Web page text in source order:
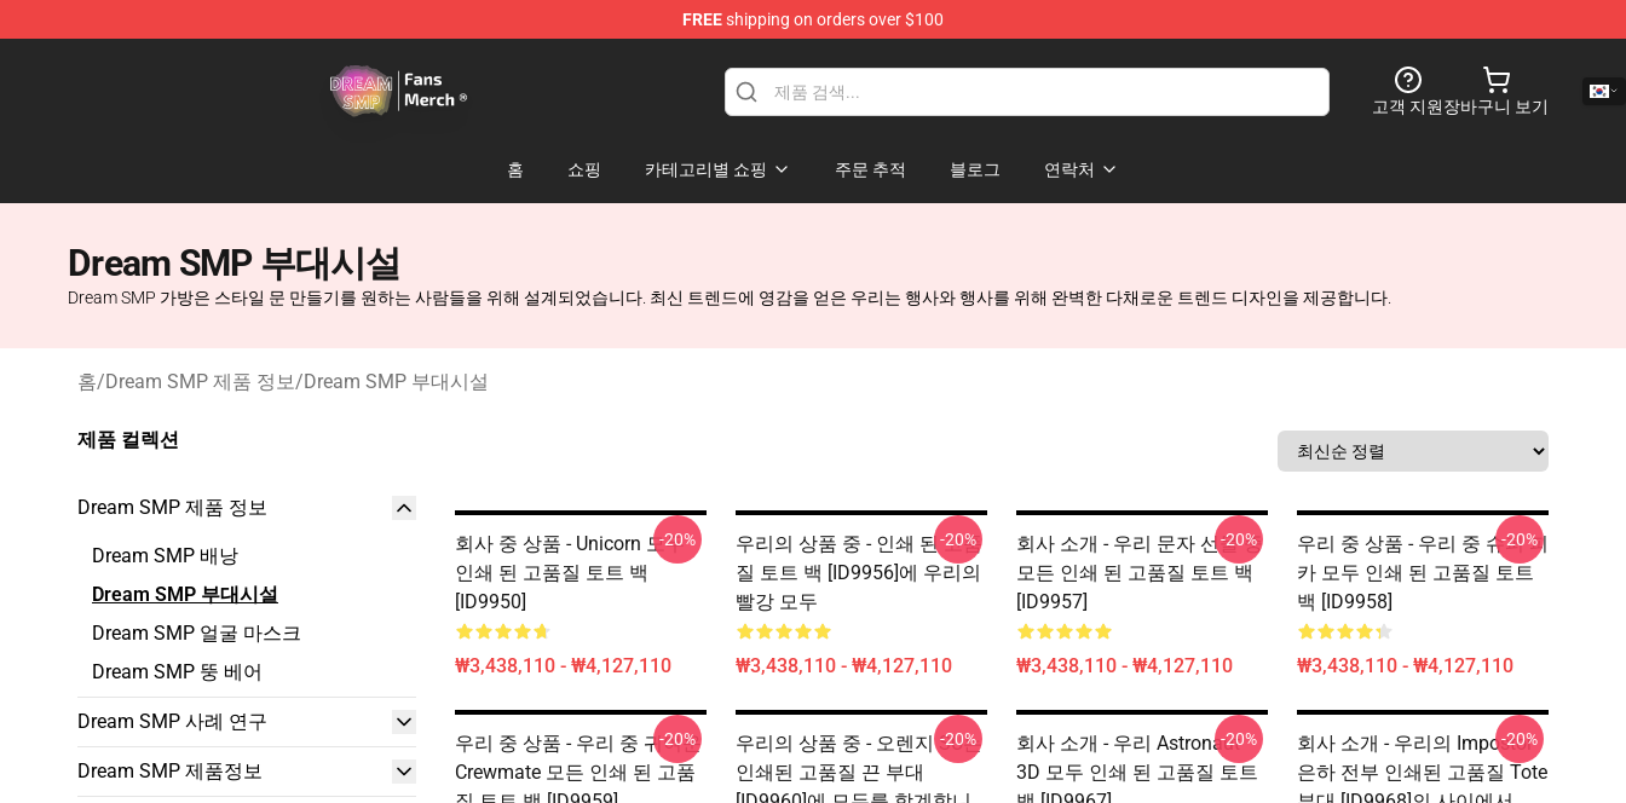
FREEshipping on orders over $100
고객 지원장바구니 보기
홈 쇼핑 카테고리별 쇼핑 주문 추적 블로그 연락처
Dream SMP 부대시설
Dream SMP 가방은 스타일 문 만들기를 원하는 사람들을 위해 설계되었습니다. 최신 트렌드에 영감을 얻은 우리는 행사와 행사를 위해 완벽한 다채로운 트렌드 디자인을 제공합니다.
홈/Dream SMP 제품 정보/Dream SMP 부대시설
제품 컬렉션
Dream SMP 제품 정보
Dream SMP 배낭
Dream SMP 부대시설
Dream SMP 얼굴 마스크
Dream SMP 뚱 베어
Dream SMP 사례 연구
Dream SMP 제품정보
회사 중 상품 - Unicorn 모두
인쇄 된 고품질 토트 백
[ID9950]
₩3,438,110 - ₩4,127,110
-20%
우리의 상품 중 - 인쇄 된 고품
질 토트 백 [ID9956]에 우리의
빨강 모두
₩3,438,110 - ₩4,127,110
-20%
회사 소개 - 우리 문자 선물 중
모든 인쇄 된 고품질 토트 백
[ID9957]
₩3,438,110 - ₩4,127,110
-20%
우리 중 상품 - 우리 중 슈퍼 피
카 모두 인쇄 된 고품질 토트
백 [ID9958]
₩3,438,110 - ₩4,127,110
-20%
우리 중 상품 - 우리 중 귀여운
Crewmate 모든 인쇄 된 고품
-20%
우리의 상품 중 - 오렌지 SU는
인쇄된 고품질 끈 부대
-20%
회사 소개 - 우리 Astronaut
3D 모두 인쇄 된 고품질 토트
-20%
회사 소개 - 우리의 Impostor
은하 전부 인쇄된 고품질 Tote
-20%